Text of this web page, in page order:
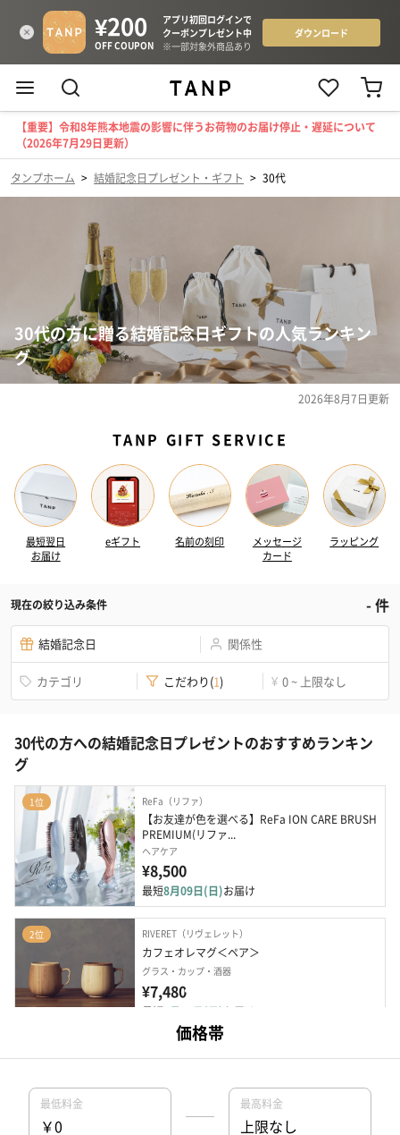
【重要】令和8年熊本地震の影響に伴うお荷物のお届け停止・遅延について
（2026年7月29日更新）
タンプホーム > 結婚記念日プレゼント・ギフト > 30代
30代の方に贈る結婚記念日ギフトの人気ランキン
グ
2026年8月7日更新
TANP GIFT SERVICE
最短翌日
お届け
eギフト 名前の刻印
メッセージ
カード
ラッピング
現在の絞り込み条件 -件
結婚記念日 関係性
カテゴリ こだわり(1) ¥ 0 ~ 上限なし
30代の方への結婚記念日プレゼントのおすすめランキン
グ
1位 ReFa（リファ）
【お友達が色を選べる】ReFa ION CARE BRUSH
PREMIUM(リファ...
ヘアケア
¥8,500
最短8月09日(日)お届け
2位 RIVERET（リヴェレット）
カフェオレマグ＜ペア＞
グラス・カップ・酒器
¥7,480
最短 8月09日(日) お届け
【ペア】レストランカタログ（RED）
¥23,100